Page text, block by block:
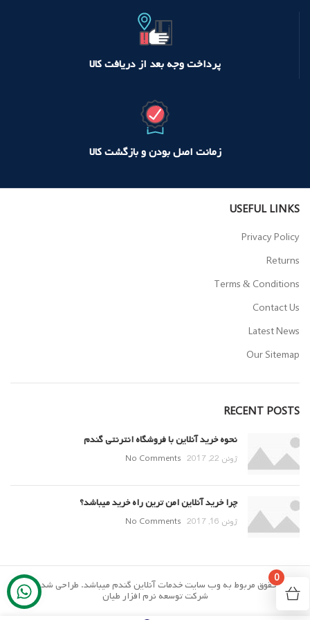
پرداخت وجه بعد از دریافت کالا
زمانت اصل بودن و بازگشت کالا
USEFUL LINKS
Privacy Policy
Returns
Terms & Conditions
Contact Us
Latest News
Our Sitemap
RECENT POSTS
نحوه خرید آنلاین با فروشگاه انترنتی گندم
ژوئن 22, 2017 No Comments
چرا خرید آنلاین امن ترین راه خرید میباشد؟
ژوئن 16, 2017 No Comments
تمام حقوق مربوط به وب سایت خدمات آنلاین گندم میباشد. طراحی شده توسط
شرکت توسعه نرم افزار طیان
0